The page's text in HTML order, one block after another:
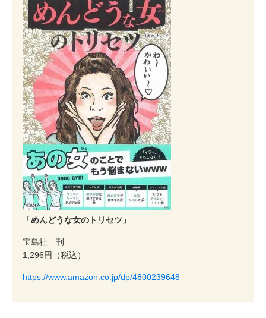
「めんどうな女のトリセツ」
宝島社 刊
1,296円（税込）
https://www.amazon.co.jp/dp/4800239648